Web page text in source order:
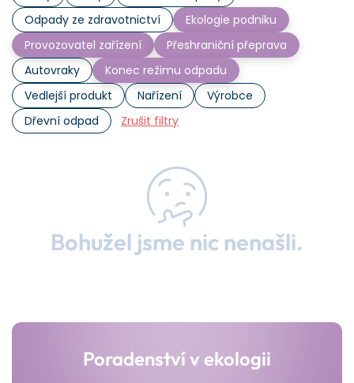
Odpady ze zdravotnictví
Ekologie podniku
Provozovatel zařízení
Přeshraniční přeprava
Autovraky
Konec režimu odpadu
Vedlejší produkt
Nařízení
Výrobce
Dřevní odpad
Zrušit filtry
Bohužel jsme nic nenašli.
Poradenství v ekologii